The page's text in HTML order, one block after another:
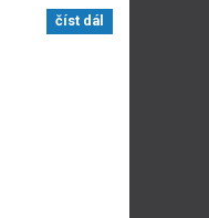
číst dál